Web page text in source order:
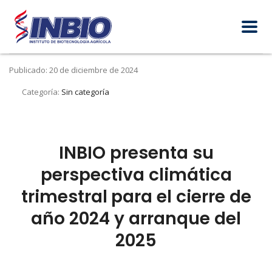
Publicado: 20 de diciembre de 2024
Categoría: Sin categoría
INBIO presenta su
perspectiva climática
trimestral para el cierre de
año 2024 y arranque del
2025